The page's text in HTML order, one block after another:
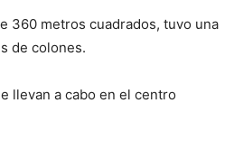
360 metros cuadrados, tuvo una
de colones.
llevan a cabo en el centro